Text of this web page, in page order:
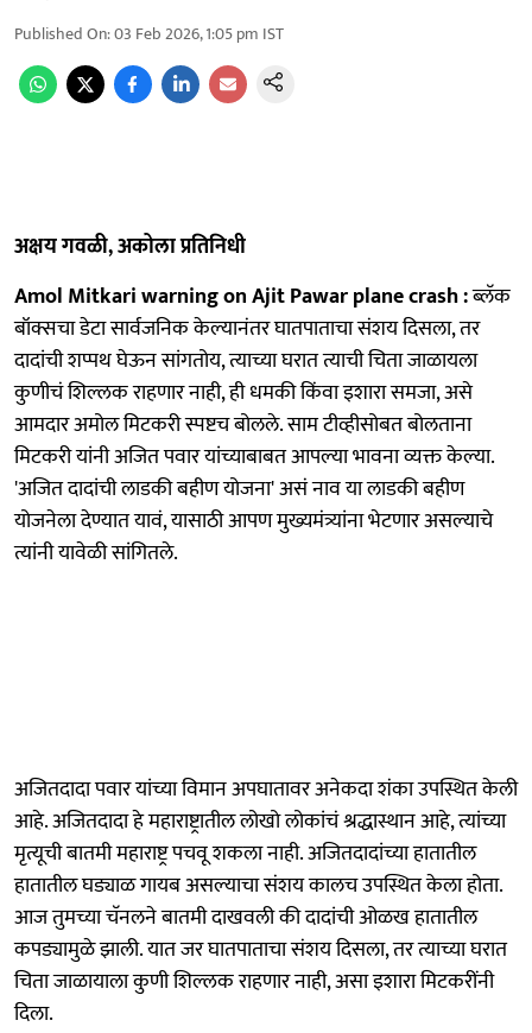
Published On:03 Feb 2026, 1:05 pm IST
अक्षय गवळी, अकोला प्रतिनिधी
Amol Mitkari warning on Ajit Pawar plane crash :ब्लॅक
बॉक्सचा डेटा सार्वजनिक केल्यानंतर घातपाताचा संशय दिसला, तर
दादांची शप्पथ घेऊन सांगतोय, त्याच्या घरात त्याची चिता जाळायला
कुणीचं शिल्लक राहणार नाही, ही धमकी किंवा इशारा समजा, असे
आमदार अमोल मिटकरी स्पष्टच बोलले. साम टीव्हीसोबत बोलताना
मिटकरी यांनी अजित पवार यांच्याबाबत आपल्या भावना व्यक्त केल्या.
'अजित दादांची लाडकी बहीण योजना' असं नाव या लाडकी बहीण
योजनेला देण्यात यावं, यासाठी आपण मुख्यमंत्र्यांना भेटणार असल्याचे
त्यांनी यावेळी सांगितले.
अजितदादा पवार यांच्या विमान अपघातावर अनेकदा शंका उपस्थित केली
आहे. अजितदादा हे महाराष्ट्रातील लोखो लोकांचं श्रद्धास्थान आहे, त्यांच्या
मृत्यूची बातमी महाराष्ट्र पचवू शकला नाही. अजितदादांच्या हातातील
हातातील घड्याळ गायब असल्याचा संशय कालच उपस्थित केला होता.
आज तुमच्या चॅनलने बातमी दाखवली की दादांची ओळख हातातील
कपड्यामुळे झाली. यात जर घातपाताचा संशय दिसला, तर त्याच्या घरात
चिता जाळायाला कुणी शिल्लक राहणार नाही, असा इशारा मिटकरींनी
दिला.